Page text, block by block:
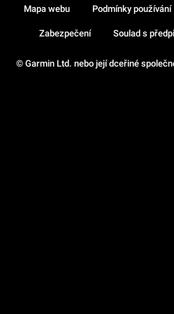
© Garmin Ltd. nebo její dceřiné
Mapa webu Podmínky používání
Zabezpečení Soulad s